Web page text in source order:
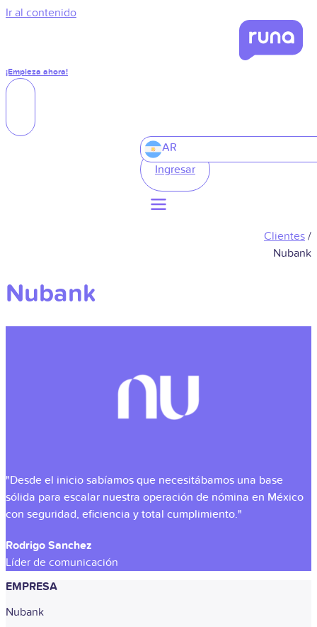
Ir al contenido
¡Empieza ahora!
AR
Ingresar
Clientes /
Nubank
Nubank
"Desde el inicio sabíamos que necesitábamos una base
sólida para escalar nuestra operación de nómina en México
con seguridad, eficiencia y total cumplimiento."
Rodrigo Sanchez
Líder de comunicación
EMPRESA
Nubank